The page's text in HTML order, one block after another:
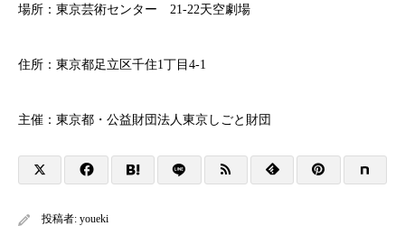
場所：東京芸術センター 21-22天空劇場
住所：東京都足立区千住1丁目4-1
主催：東京都・公益財団法人東京しごと財団
投稿者: youeki